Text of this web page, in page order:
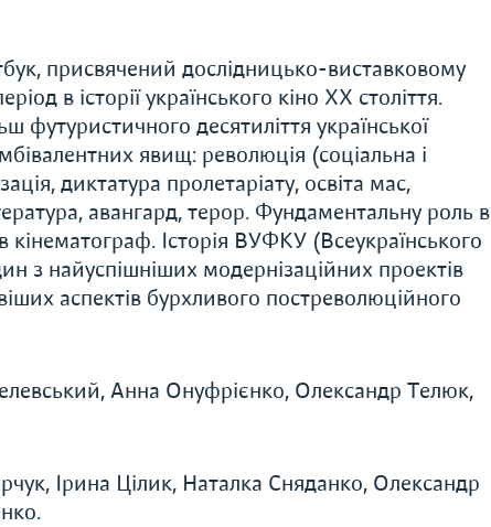
присвячений дослідницько-виставковому
в історії українського кіно ХХ століття.
десятиліття української
явищ: революція (соціальна і
диктатура пролетаріату, освіта мас,
авангард, терор. Фундаментальну роль в
кінематограф. Історія ВУФКУ (Всеукраїнського
з найуспішніших модернізаційних проектів
аспектів бурхливого постреволюційного
Анна Онуфрієнко, Олександр Телюк,
Ірина Цілик, Наталка Сняданко, Олександр